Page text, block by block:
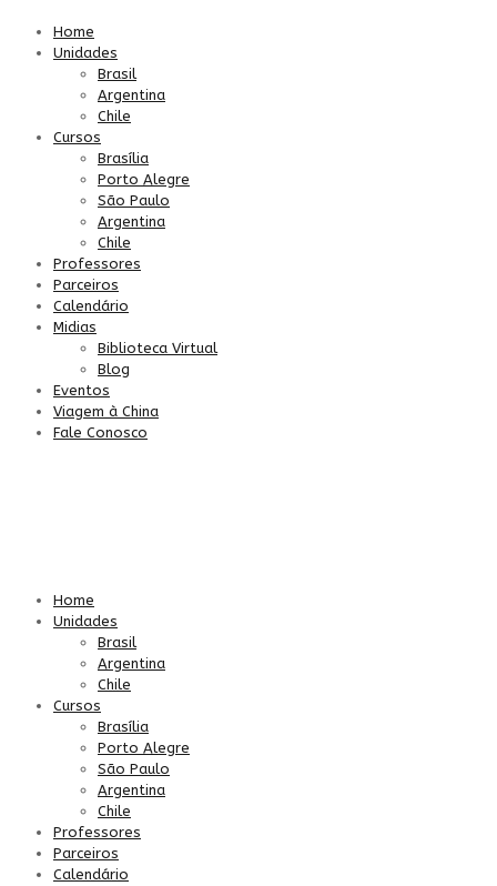
Home
Unidades
Brasil
Argentina
Chile
Cursos
Brasília
Porto Alegre
São Paulo
Argentina
Chile
Professores
Parceiros
Calendário
Midias
Biblioteca Virtual
Blog
Eventos
Viagem à China
Fale Conosco
Home
Unidades
Brasil
Argentina
Chile
Cursos
Brasília
Porto Alegre
São Paulo
Argentina
Chile
Professores
Parceiros
Calendário